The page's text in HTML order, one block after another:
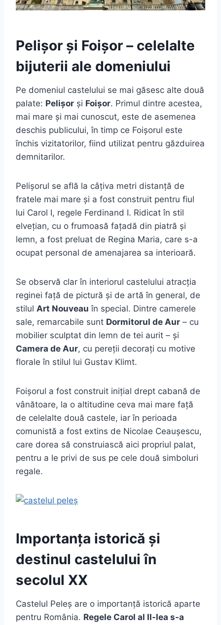
Pelișor și Foișor – celelalte
bijuterii ale domeniului
Pe domeniul castelului se mai găsesc alte două
palate: Pelișor și Foișor. Primul dintre acestea,
mai mare și mai cunoscut, este de asemenea
deschis publicului, în timp ce Foișorul este
închis vizitatorilor, fiind utilizat pentru găzduirea
demnitarilor.
Pelișorul se află la câțiva metri distanță de
fratele mai mare și a fost construit pentru fiul
lui Carol I, regele Ferdinand I. Ridicat în stil
elvețian, cu o frumoasă fațadă din piatră și
lemn, a fost preluat de Regina Maria, care s-a
ocupat personal de amenajarea sa interioară.
Se observă clar în interiorul castelului atracția
reginei față de pictură și de artă în general, de
stilul Art Nouveau în special. Dintre camerele
sale, remarcabile sunt Dormitorul de Aur – cu
mobilier sculptat din lemn de tei aurit – și
Camera de Aur, cu pereții decorați cu motive
florale în stilul lui Gustav Klimt.
Foișorul a fost construit inițial drept cabană de
vânătoare, la o altitudine ceva mai mare față
de celelalte două castele, iar în perioada
comunistă a fost extins de Nicolae Ceaușescu,
care dorea să construiască aici propriul palat,
pentru a le privi de sus pe cele două simboluri
regale.
Importanța istorică și
destinul castelului în
secolul XX
Castelul Peleș are o importanță istorică aparte
pentru România. Regele Carol al II-lea s-a